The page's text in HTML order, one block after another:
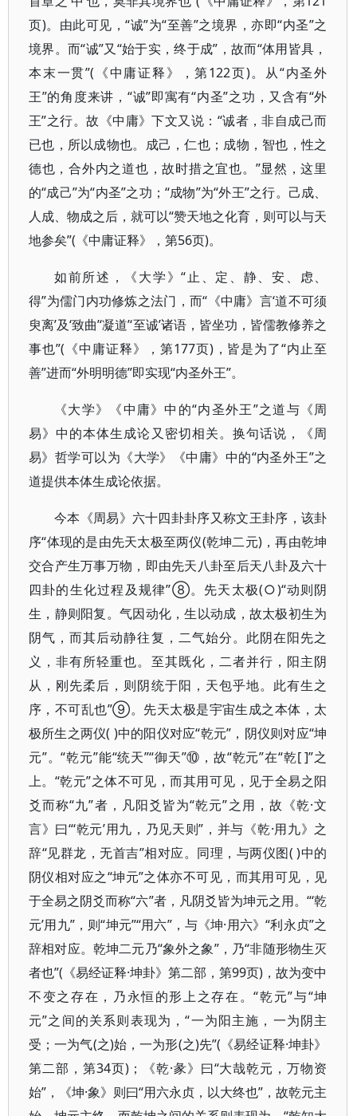
页)。由此可见，“诚”为“至善”之境界，亦即“内圣”之
境界。而“诚”又“始于实，终于成”，故而“体用皆具，
本末一贯”(《中庸证释》，第122页)。从“内圣外
王”的角度来讲，“诚”即寓有“内圣”之功，又含有“外
王”之行。故《中庸》下文又说：“诚者，非自成己而
已也，所以成物也。成己，仁也；成物，智也，性之
德也，合外内之道也，故时措之宜也。”显然，这里
的“成己”为“内圣”之功；“成物”为“外王”之行。己成、
人成、物成之后，就可以“赞天地之化育，则可以与天
地参矣”(《中庸证释》，第56页)。
如前所述，《大学》“止、定、静、安、虑、
得”为儒门内功修炼之法门，而“《中庸》言‘道不可须
臾离’及‘致曲’‘凝道’‘至诚’诸语，皆坐功，皆儒教修养之
事也”(《中庸证释》，第177页)，皆是为了“内止至
善”进而“外明明德”即实现“内圣外王”。
《大学》《中庸》中的“内圣外王”之道与《周
易》中的本体生成论又密切相关。换句话说，《周
易》哲学可以为《大学》《中庸》中的“内圣外王”之
道提供本体生成论依据。
今本《周易》六十四卦卦序又称文王卦序，该卦
序“体现的是由先天太极至两仪(乾坤二元)，再由乾坤
交合产生万事万物，即由先天八卦至后天八卦及六十
四卦的生化过程及规律”⑧。先天太极(○)“动则阴
生，静则阳复。气因动化，生以动成，故太极初生为
阴气，而其后动静往复，二气始分。此阴在阳先之
义，非有所轻重也。至其既化，二者并行，阳主阴
从，刚先柔后，则阴统于阳，天包乎地。此有生之
序，不可乱也”⑨。先天太极是宇宙生成之本体，太
极所生之两仪( )中的阳仪对应“乾元”，阴仪则对应“坤
元”。“乾元”能“统天”“御天”⑩，故“乾元”在“乾[ ]”之
上。“乾元”之体不可见，而其用可见，见于全易之阳
爻而称“九”者，凡阳爻皆为“乾元”之用，故《乾·文
言》曰“‘乾元’用九，乃见天则”，并与《乾·用九》之
辞“见群龙，无首吉”相对应。同理，与两仪图( )中的
阴仪相对应之“坤元”之体亦不可见，而其用可见，见
于全易之阴爻而称“六”者，凡阴爻皆为坤元之用。“‘乾
元’用九”，则“坤元”“用六”，与《坤·用六》“利永贞”之
辞相对应。乾坤二元乃“象外之象”，乃“非随形物生灭
者也”(《易经证释·坤卦》第二部，第99页)，故为变中
不变之存在，乃永恒的形上之存在。“乾元”与“坤
元”之间的关系则表现为，“一为阳主施，一为阴主
受；一为气(之)始，一为形(之)先”(《易经证释·坤卦》
第二部，第34页)；《乾·彖》曰“大哉乾元，万物资
始”，《坤·象》则曰“用六永贞，以大终也”，故乾元主